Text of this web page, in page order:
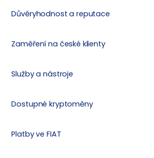
Důvěryhodnost a reputace
Zaměření na české klienty
Služby a nástroje
Dostupné kryptoměny
Platby ve FIAT